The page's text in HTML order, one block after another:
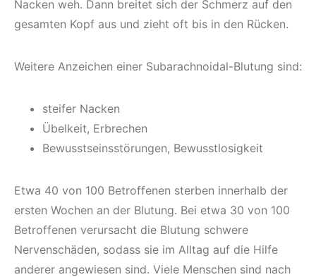
Nacken weh. Dann breitet sich der Schmerz auf den
gesamten Kopf aus und zieht oft bis in den Rücken.
Weitere Anzeichen einer Subarachnoidal-Blutung sind:
steifer Nacken
Übelkeit, Erbrechen
Bewusstseinsstörungen, Bewusstlosigkeit
Etwa 40 von 100 Betroffenen sterben innerhalb der
ersten Wochen an der Blutung. Bei etwa 30 von 100
Betroffenen verursacht die Blutung schwere
Nervenschäden, sodass sie im Alltag auf die Hilfe
anderer angewiesen sind. Viele Menschen sind nach